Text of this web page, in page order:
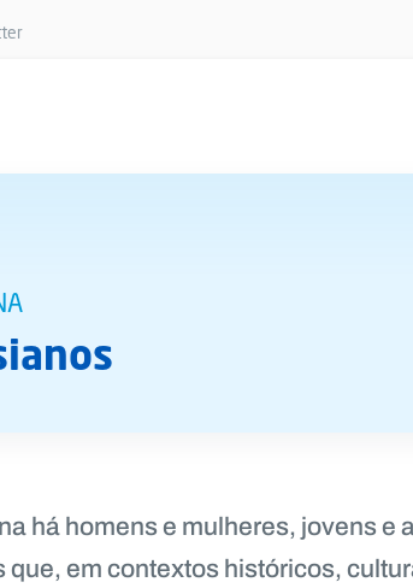
há homens e mulheres, jovens e
em contextos históricos,